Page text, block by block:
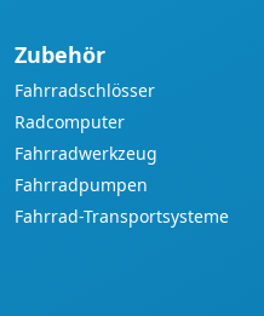
Zubehör
Fahrradschlösser
Radcomputer
Fahrradwerkzeug
Fahrradpumpen
Fahrrad-Transportsysteme